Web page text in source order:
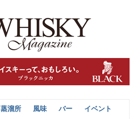
蒸溜所 風味 バー イベント